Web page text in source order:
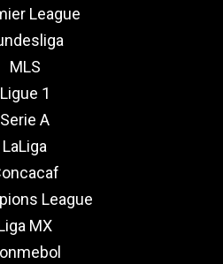
League
MLS
Ligue 1
Serie A
LaLiga
League
MX